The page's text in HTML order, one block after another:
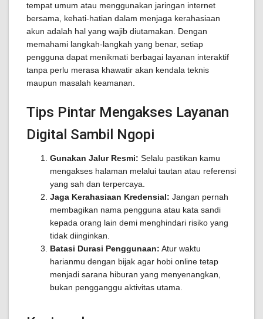
tempat umum atau menggunakan jaringan internet
bersama, kehati-hatian dalam menjaga kerahasiaan
akun adalah hal yang wajib diutamakan. Dengan
memahami langkah-langkah yang benar, setiap
pengguna dapat menikmati berbagai layanan interaktif
tanpa perlu merasa khawatir akan kendala teknis
maupun masalah keamanan.
Tips Pintar Mengakses Layanan
Digital Sambil Ngopi
Gunakan Jalur Resmi: Selalu pastikan kamu
mengakses halaman melalui tautan atau referensi
yang sah dan terpercaya.
Jaga Kerahasiaan Kredensial: Jangan pernah
membagikan nama pengguna atau kata sandi
kepada orang lain demi menghindari risiko yang
tidak diinginkan.
Batasi Durasi Penggunaan: Atur waktu
harianmu dengan bijak agar hobi online tetap
menjadi sarana hiburan yang menyenangkan,
bukan pengganggu aktivitas utama.